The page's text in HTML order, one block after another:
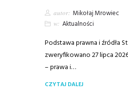
autor: Mikołaj Mrowiec
w: Aktualności
Podstawa prawna i źródła
zweryfikowano 27 lipca
– prawa i…
CZYTAJ DALEJ